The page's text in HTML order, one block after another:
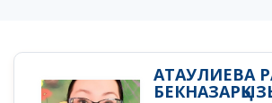
АТАУЛИЕВА